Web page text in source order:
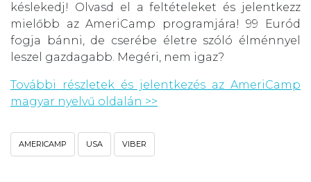
késlekedj! Olvasd el a feltételeket és jelentkezz
mielőbb az AmeriCamp programjára! 99 Euród
fogja bánni, de cserébe életre szóló élménnyel
leszel gazdagabb. Megéri, nem igaz?
További részletek és jelentkezés az AmeriCamp
magyar nyelvű oldalán >>
AMERICAMP USA VIBER